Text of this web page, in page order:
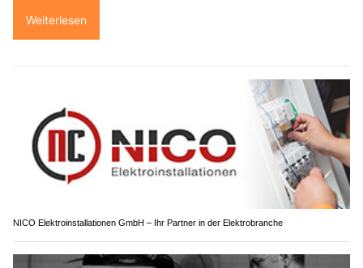
Weiterlesen
NICO Elektroinstallationen GmbH – Ihr Partner in der Elektrobranche